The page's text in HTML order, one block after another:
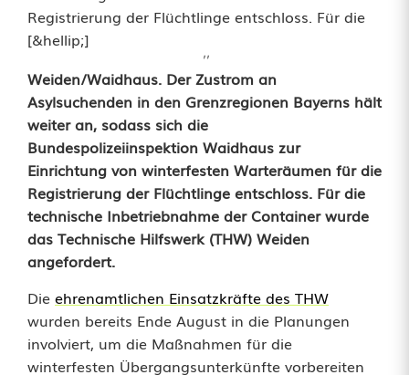
''
W
a
r
t
e
r
ä
u
m
Weiden/Waidhaus. Der Zustrom an
Asylsuchenden in den Grenzregionen Bayerns hält
weiter an, sodass sich die
Bundespolizeiinspektion Waidhaus zur
Einrichtung von winterfesten Warteräumen für die
Registrierung der Flüchtlinge entschloss. Für die
technische Inbetriebnahme der Container wurde
das Technische Hilfswerk (THW) Weiden
angefordert.
Die ehrenamtlichen Einsatzkräfte des THW
wurden bereits Ende August in die Planungen
involviert, um die Maßnahmen für die
winterfesten Übergangsunterkünfte vorbereiten